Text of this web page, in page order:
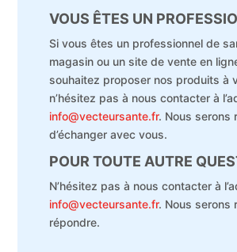
VOUS ÊTES UN
Si vous êtes un professionnel de
magasin ou un site de vente en
souhaitez proposer nos produits à
n’hésitez pas à nous contacter à
info@vecteursante.fr. Nous serons
d’échanger avec vous.
POUR TOUTE AUTRE
N’hésitez pas à nous contacter à
info@vecteursante.fr. Nous serons
répondre.